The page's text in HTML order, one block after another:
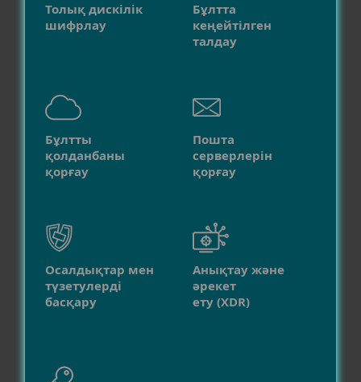
Толық дискілік
шифрлау
Бұлтта
кеңейтілген
талдау
Бұлтты
қолданбаны
қорғау
Пошта
серверлерін
қорғау
Осалдықтар мен
түзетулерді
басқару
Анықтау және
әрекет
ету (XDR)